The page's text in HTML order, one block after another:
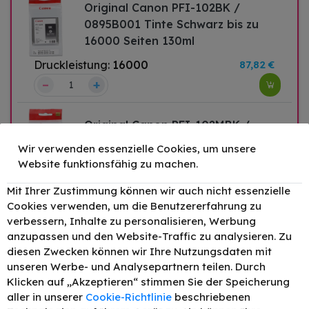
Original Canon PFI-102BK /
0895B001 Tinte Schwarz bis zu
16000 Seiten 130ml
Druckleistung: 16000 87,82 €
– +
Original Canon PFI-102MBK /
zu 16000 Seiten 130ml
Druckleistung:16000 95,81 € – +
Original Canon PFI-102C /
0896B001 Tinte Cyan bis zu 3000
Seiten 130ml
Wir verwenden essenzielle Cookies, um unsere
Website funktionsfähig zu machen.
Mit Ihrer Zustimmung können wir auch nicht essenzielle
Cookies verwenden, um die Benutzererfahrung zu
verbessern, Inhalte zu personalisieren, Werbung
anzupassen und den Website-Traffic zu analysieren. Zu
diesen Zwecken können wir Ihre Nutzungsdaten mit
unseren Werbe- und Analysepartnern teilen. Durch
Klicken auf „Akzeptieren“ stimmen Sie der Speicherung
aller in unserer Cookie-Richtlinie beschriebenen